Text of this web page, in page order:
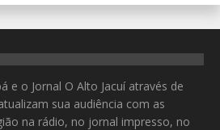
e o Jornal O Alto Jacuí através de
sua audiência com as
na rádio, no jornal impresso, no